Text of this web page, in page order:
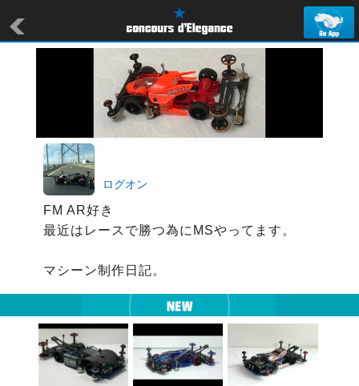
ログオン
FM AR好き
最近はレースで勝つ為にMSやってます。
マシーン制作日記。